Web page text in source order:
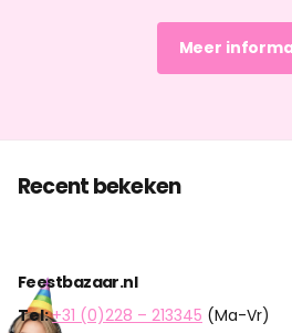
Meer
Recent bekeken
Feestbazaar.nl
Tel:+31 (0)228 – 213345 (Ma-Vr)